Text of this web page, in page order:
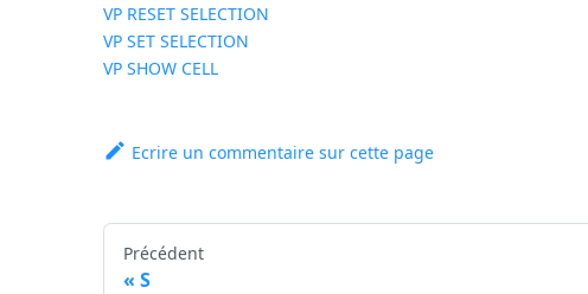
VP RESET SELECTION
VP SET SELECTION
VP SHOW CELL
Ecrire un commentaire sur cette page
Précédent
S